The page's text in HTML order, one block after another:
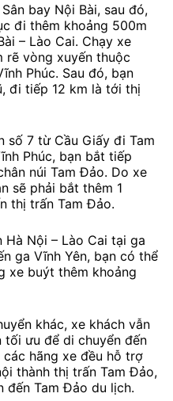
bay Nội Bài, sau đó,
đi thêm khoảng 500m
– Lào Cai. Chạy xe
rẽ vòng xuyến thuộc
Phúc. Sau đó, bạn
đi tiếp 12 km là tới thị
số 7 từ Cầu Giấy đi Tam
Phúc, bạn bắt tiếp
núi Tam Đảo. Do xe
sẽ phải bắt thêm 1
thị trấn Tam Đảo.
Hà Nội – Lào Cai tại ga
ga Vĩnh Yên, bạn có thể
xe buýt thêm khoảng
khác, xe khách vẫn
ưu để di chuyển đến
hãng xe đều hỗ trợ
thành thị trấn Tam Đảo,
đến Tam Đảo du lịch.